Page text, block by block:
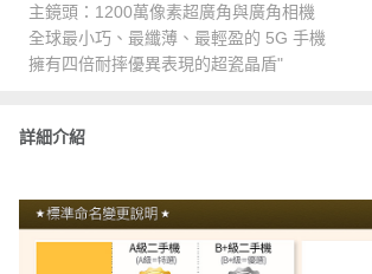
主鏡頭：1200萬像素超廣角與廣角相機
全球最小巧、最纖薄、最輕盈的 5G 手機
擁有四倍耐摔優異表現的超瓷晶盾"
詳細介紹